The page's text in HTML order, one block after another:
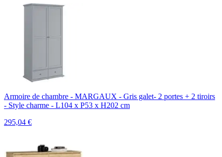
Armoire de chambre - MARGAUX - Gris galet- 2 portes + 2 tiroirs
- Style charme - L104 x P53 x H202 cm
295,04 €